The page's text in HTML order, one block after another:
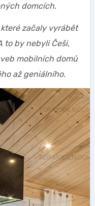
domcích.
začaly vyrábět
to by nebyli Češi,
mobilních domů
až geniálního.